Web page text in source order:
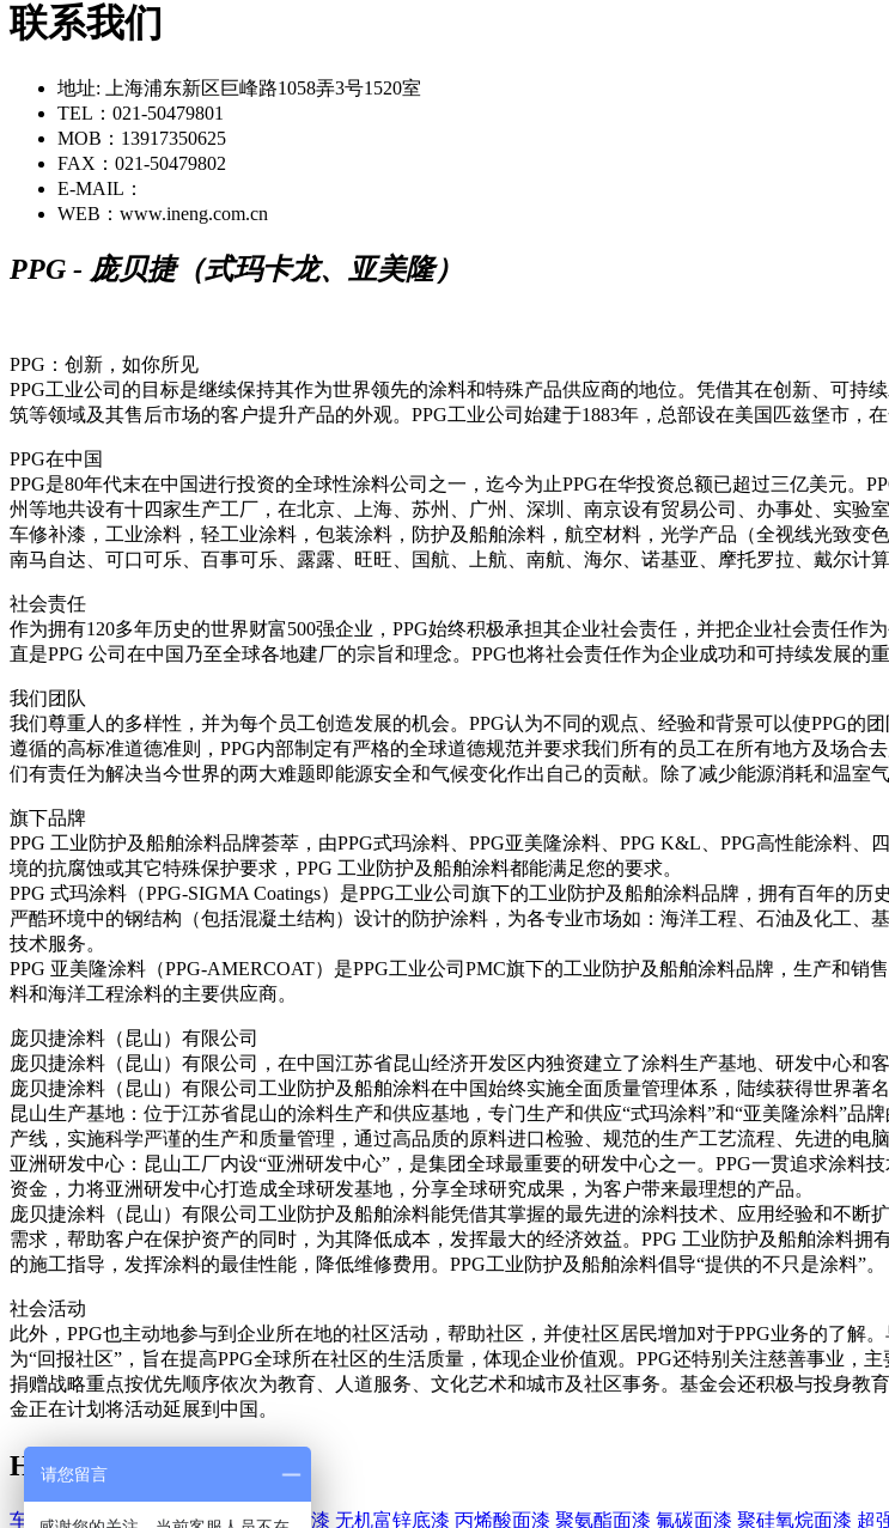
联系我们
地址: 上海浦东新区巨峰路1058弄3号1520室
TEL：021-50479801
MOB：13917350625
FAX：021-50479802
E-MAIL：
WEB：www.ineng.com.cn
PPG - 庞贝捷（式玛卡龙、亚美隆）
PPG：创新，如你所见
PPG工业公司的目标是继续保持其作为世界领先的涂料和特殊产品供应商的地位。凭借其在创新、可持
筑等领域及其售后市场的客户提升产品的外观。PPG工业公司始建于1883年，总部设在美国匹兹堡市，
PPG在中国
PPG是80年代末在中国进行投资的全球性涂料公司之一，迄今为止PPG在华投资总额已超过三亿美元。
州等地共设有十四家生产工厂，在北京、上海、苏州、广州、深圳、南京设有贸易公司、办事处、实
车修补漆，工业涂料，轻工业涂料，包装涂料，防护及船舶涂料，航空材料，光学产品（全视线光致
南马自达、可口可乐、百事可乐、露露、旺旺、国航、上航、南航、海尔、诺基亚、摩托罗拉、戴尔计
社会责任
作为拥有120多年历史的世界财富500强企业，PPG始终积极承担其企业社会责任，并把企业社会责任
直是PPG 公司在中国乃至全球各地建厂的宗旨和理念。PPG也将社会责任作为企业成功和可持续发展的重
我们团队
我们尊重人的多样性，并为每个员工创造发展的机会。PPG认为不同的观点、经验和背景可以使PPG的
遵循的高标准道德准则，PPG内部制定有严格的全球道德规范并要求我们所有的员工在所有地方及场
们有责任为解决当今世界的两大难题即能源安全和气候变化作出自己的贡献。除了减少能源消耗和温室
旗下品牌
PPG 工业防护及船舶涂料品牌荟萃，由PPG式玛涂料、PPG亚美隆涂料、PPG K&L、PPG高性能涂料
境的抗腐蚀或其它特殊保护要求，PPG 工业防护及船舶涂料都能满足您的要求。
PPG 式玛涂料（PPG-SIGMA Coatings）是PPG工业公司旗下的工业防护及船舶涂料品牌，拥有百年的
严酷环境中的钢结构（包括混凝土结构）设计的防护涂料，为各专业市场如：海洋工程、石油及化工
技术服务。
PPG 亚美隆涂料（PPG-AMERCOAT）是PPG工业公司PMC旗下的工业防护及船舶涂料品牌，生产和
料和海洋工程涂料的主要供应商。
庞贝捷涂料（昆山）有限公司
庞贝捷涂料（昆山）有限公司，在中国江苏省昆山经济开发区内独资建立了涂料生产基地、研发中心和
庞贝捷涂料（昆山）有限公司工业防护及船舶涂料在中国始终实施全面质量管理体系，陆续获得世界著名
昆山生产基地：位于江苏省昆山的涂料生产和供应基地，专门生产和供应“式玛涂料”和“亚美隆涂料”
产线，实施科学严谨的生产和质量管理，通过高品质的原料进口检验、规范的生产工艺流程、先进的电
亚洲研发中心：昆山工厂内设“亚洲研发中心”，是集团全球最重要的研发中心之一。PPG一贯追求涂
资金，力将亚洲研发中心打造成全球研发基地，分享全球研究成果，为客户带来最理想的产品。
庞贝捷涂料（昆山）有限公司工业防护及船舶涂料能凭借其掌握的最先进的涂料技术、应用经验和不
需求，帮助客户在保护资产的同时，为其降低成本，发挥最大的经济效益。PPG 工业防护及船舶涂料
的施工指导，发挥涂料的最佳性能，降低维修费用。PPG工业防护及船舶涂料倡导“提供的不只是涂料”。
社会活动
此外，PPG也主动地参与到企业所在地的社区活动，帮助社区，并使社区居民增加对于PPG业务的了解
为“回报社区”，旨在提高PPG全球所在社区的生活质量，体现企业价值观。PPG还特别关注慈善事业
捐赠战略重点按优先顺序依次为教育、人道服务、文化艺术和城市及社区事务。基金会还积极与投身教
金正在计划将活动延展到中国。
HEMPEL-海虹老人
车间底漆 醇酸漆 环氧漆 环氧富锌底漆 无机富锌底漆 丙烯酸面漆 聚氨酯面漆 氟碳面漆 聚硅氧烷面漆 超
请您留言